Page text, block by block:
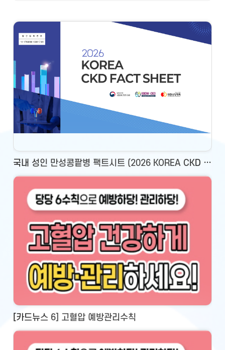
국내 성인 만성콩팥병 팩트시트 (2026 KOREA CKD FACT SHEET)
[카드뉴스 6] 고혈압 예방관리수칙